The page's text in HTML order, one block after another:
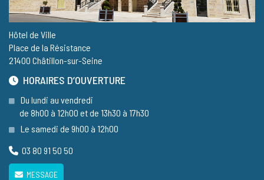
Hôtel de Ville
Place de la Résistance
21400 Châtillon-sur-Seine
HORAIRES D’OUVERTURE
Du lundi au vendredi
de 8h00 à 12h00 et de 13h30 à 17h30
Le samedi de 9h00 à 12h00
03 80 91 50 50
MESSAGE